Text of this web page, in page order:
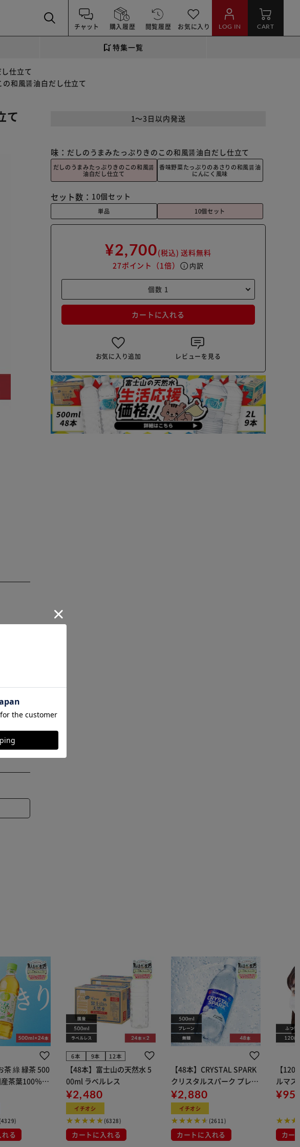
チャット 購入履歴 閲覧履歴 お気に入り LOG IN CART
特集一覧
仕立て
の和風醤油白だし仕立て
て
1～3日以内発送
味： だしのうまみたっぷりきのこの和風醤油白だし仕立て
だしのうまみたっぷりきのこの和風醤
油白だし仕立て
香味野菜たっぷりのあさりの和風醤油
にんにく風味
セット数： 10個セット
単品 10個セット
¥2,700(税込) 送料無料
27ポイント （1倍） info 内訳
カートに入れる
お気に入り追加 レビューを見る
す。
メ商品
茶 綠 緑茶 500
茶葉100％使
(4329)
る
6本 9本 12本
【48本】富士山の天然水 5
00ml ラベルレス
¥2,480
イチオシ
(6328)
カートに入れる
【48本】CRYSTAL SPARK
クリスタルスパーク プレー
ン 500ml
¥2,880
イチオシ
(2611)
カートに入れる
【
ルマス
イト 大容量
布
カー